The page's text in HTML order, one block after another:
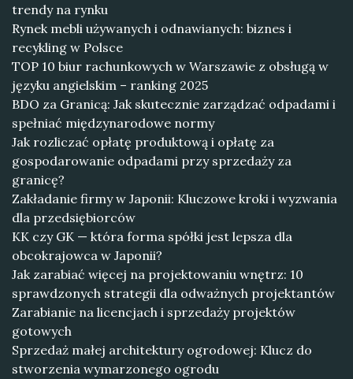
trendy na rynku
Rynek mebli używanych i odnawianych: biznes i
recykling w Polsce
TOP 10 biur rachunkowych w Warszawie z obsługą w
języku angielskim – ranking 2025
BDO za Granicą: Jak skutecznie zarządzać odpadami i
spełniać międzynarodowe normy
Jak rozliczać opłatę produktową i opłatę za
gospodarowanie odpadami przy sprzedaży za
granicę?
Zakładanie firmy w Japonii: Kluczowe kroki i wyzwania
dla przedsiębiorców
KK czy GK — która forma spółki jest lepsza dla
obcokrajowca w Japonii?
Jak zarabiać więcej na projektowaniu wnętrz: 10
sprawdzonych strategii dla odważnych projektantów
Zarabianie na licencjach i sprzedaży projektów
gotowych
Sprzedaż małej architektury ogrodowej: Klucz do
stworzenia wymarzonego ogrodu